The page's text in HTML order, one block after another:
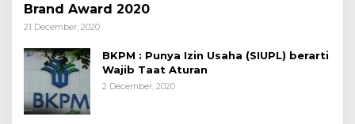
Brand Award 2020
21 December, 2020
BKPM : Punya Izin Usaha (SIUPL) berarti
Wajib Taat Aturan
2 December, 2020